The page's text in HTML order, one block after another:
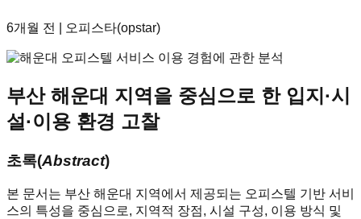
6개월 전 오피스타(opstar)
부산 해운대 지역을 중심으로 한 입지·시
설·이용 환경 고찰
초록(Abstract)
본 문서는 부산 해운대 지역에서 제공되는 오피스텔 기반 서비
스의 특성을 중심으로, 지역적 장점, 시설 구성, 이용 방식 및